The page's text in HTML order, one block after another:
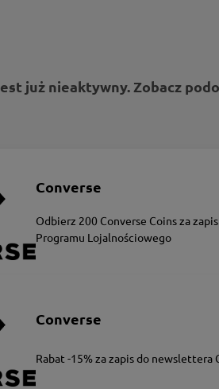
już nieaktywny. Zobacz
Converse
Odbierz 200 Converse Coins za
Programu Lojalnościowego
Converse
Rabat -15% za zapis do newslettera